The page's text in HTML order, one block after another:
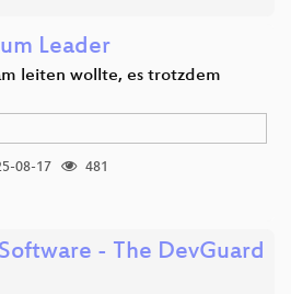
Leader
leiten wollte, es trotzdem
08-17
481
- The DevGuard